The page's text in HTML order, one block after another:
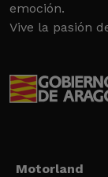
emoción.
Vive la pasión
Motorland